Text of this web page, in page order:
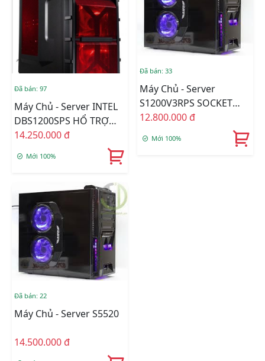
Đã bán: 97
Máy Chủ - Server INTEL
DBS1200SPS HỔ TRỢ
DDR4
14.250.000 đ
Mới 100%
Đã bán: 33
Máy Chủ - Server
S1200V3RPS SOCKET
1150 CHẠY ECC DDR3
12.800.000 đ
Mới 100%
Đã bán: 22
Máy Chủ - Server S5520
14.500.000 đ